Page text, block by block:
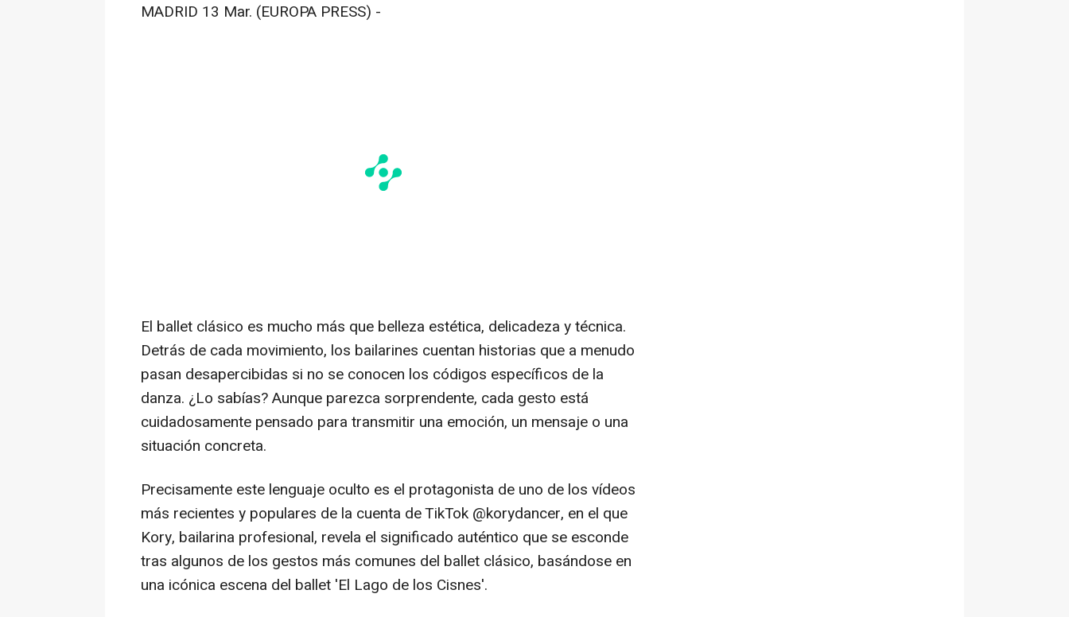
MADRID 13 Mar. (EUROPA PRESS) -
El ballet clásico es mucho más que belleza estética, delicadeza y técnica.
Detrás de cada movimiento, los bailarines cuentan historias que a menudo
pasan desapercibidas si no se conocen los códigos específicos de la
danza. ¿Lo sabías? Aunque parezca sorprendente, cada gesto está
cuidadosamente pensado para transmitir una emoción, un mensaje o una
situación concreta.
Precisamente este lenguaje oculto es el protagonista de uno de los vídeos
más recientes y populares de la cuenta de TikTok @korydancer, en el que
Kory, bailarina profesional, revela el significado auténtico que se esconde
tras algunos de los gestos más comunes del ballet clásico, basándose en
una icónica escena del ballet 'El Lago de los Cisnes'.